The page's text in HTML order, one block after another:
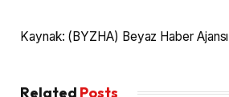
Kaynak: (BYZHA) Beyaz Haber Ajansı
Related Posts